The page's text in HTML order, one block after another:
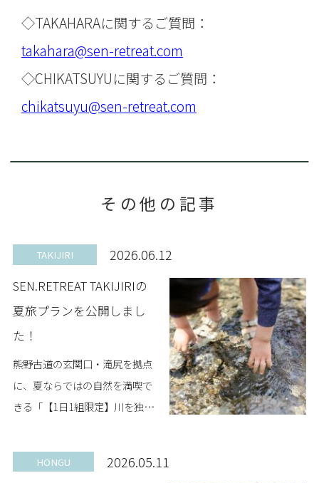
◇TAKAHARAに関するご質問：
takahara@sen-retreat.com
◇CHIKATSUYUに関するご質問：
chikatsuyu@sen-retreat.com
その他の記事
TAKIJIRI 2026.06.12
SEN.RETREAT TAKIJIRIの
夏旅プランを公開しまし
た！
熊野古道の玄関口・滝尻を拠点
に、夏ならではの自然を満喫で
きる「【1日1組限定】川を独り
（SEN.RETREAT TAKIJIRI）を公
開しました。 透き通る川での川
HONGU 2026.05.11